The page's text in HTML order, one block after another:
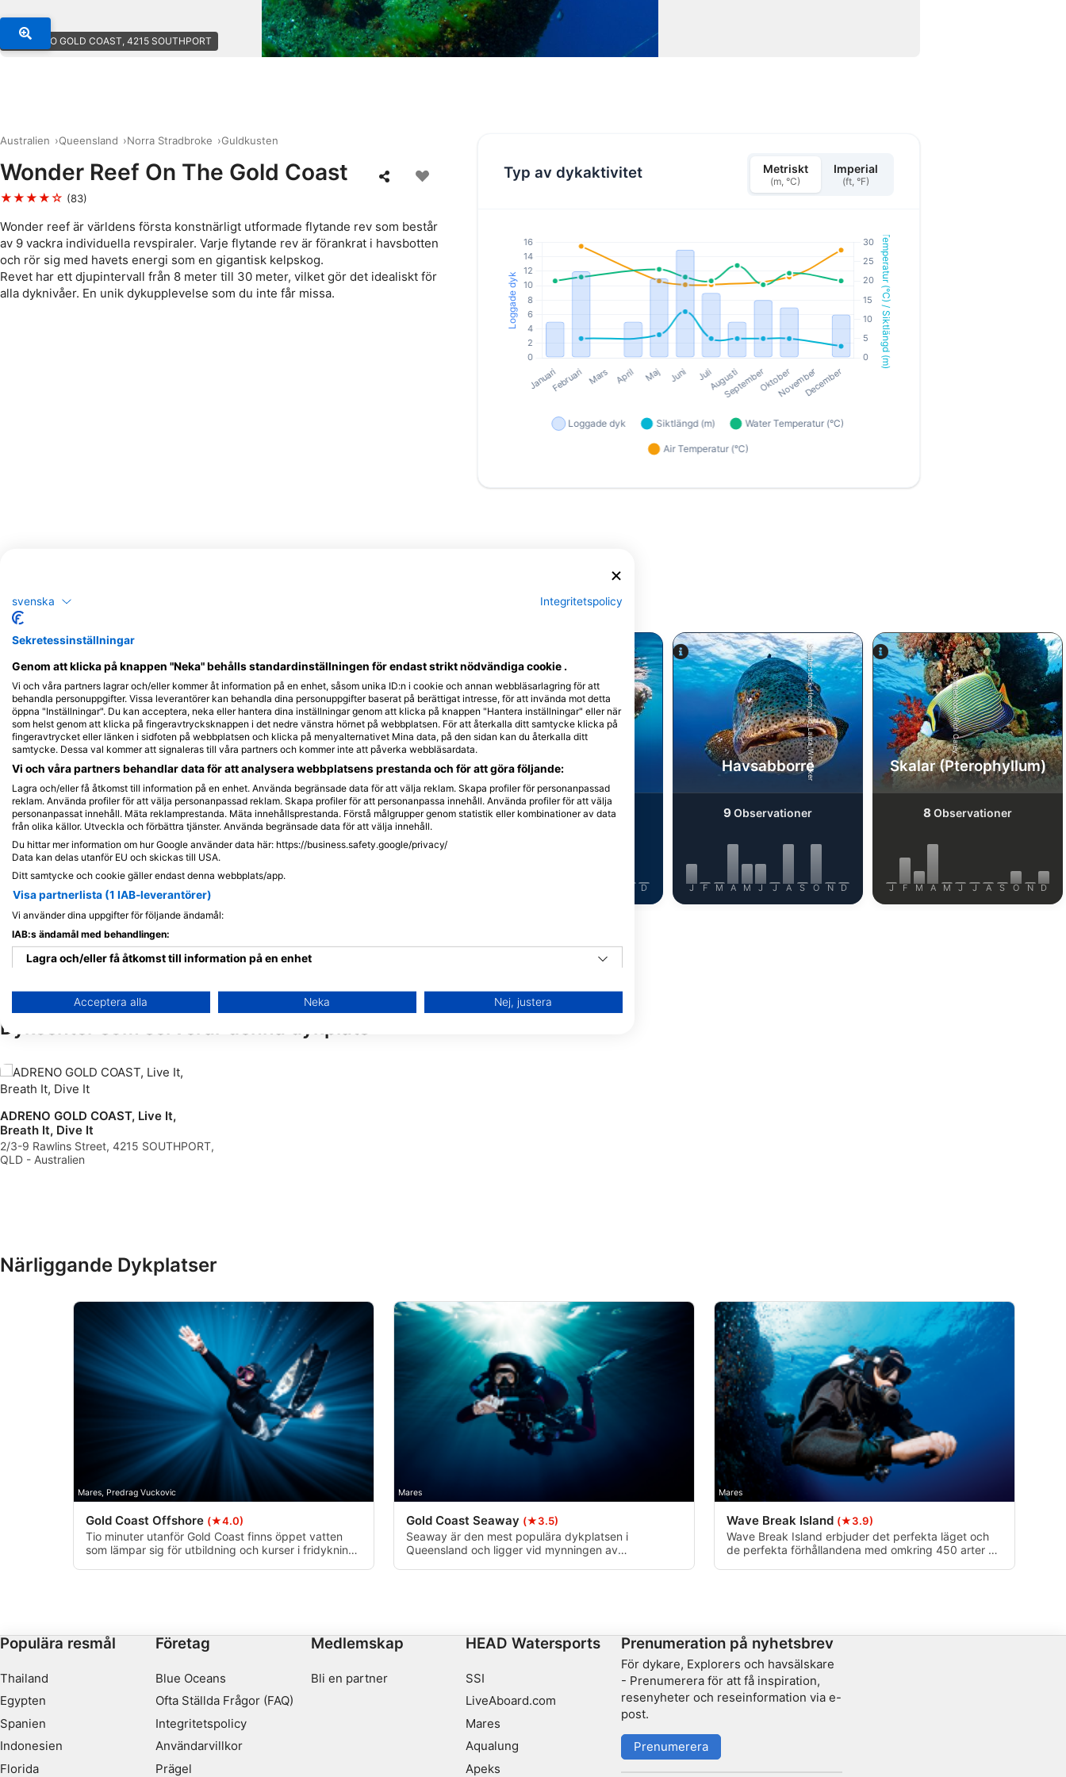
© ADRENO GOLD COAST, 4215 SOUTHPORT
Australien Queensland Norra Stradbroke Guldkusten
Wonder Reef On The Gold Coast
★★★★☆ (83)
Wonder reef är världens första konstnärligt utformade flytande rev som består
av 9 vackra individuella revspiraler. Varje flytande rev är förankrat i havsbotten
och rör sig med havets energi som en gigantisk kelpskog.
Revet har ett djupintervall från 8 meter till 30 meter, vilket gör det idealiskt för
alla dyknivåer. En unik dykupplevelse som du inte får missa.
Typ av dykaktivitet Metriskt
(m, °C)
Imperial
(ft, °F)
Iakttagelser av vilda djur är baserade på användargenererat innehåll
iStock/Juliosanjuan
Örnrocka
8Observationer
F A
Alamy/Reinhard Dirscherl
Bläckfisk
4Observationer
AdobeStock-Magnus
Knölval
3Observationer
D
Shutterstock-Henry_and_Laura_Whittaker
Havsabborre
9Observationer
J F M A M J J A S O N D
Shutterstock-Rich Carey
Skalar (Pterophyllum)
8 Observationer
J F M A M J J A S O N D
Dykcenter som serverar denna dykplats
ADRENO GOLD COAST, Live It,
Breath It, Dive It
2/3-9 Rawlins Street, 4215 SOUTHPORT,
QLD - Australien
Närliggande Dykplatser
Mares, Predrag Vuckovic
Gold Coast Offshore (★4.0)
Tio minuter utanför Gold Coast finns öppet vatten
som lämpar sig för utbildning och kurser i fridykning.
Mares
Gold Coast Seaway (★3.5)
Seaway är den mest populära dykplatsen i
Queensland och ligger vid mynningen av
Mares
Wave Break Island (★3.9)
Wave Break Island erbjuder det perfekta läget och
de perfekta förhållandena med omkring 450 arter av
Populära resmål
Thailand
Egypten
Spanien
Indonesien
Florida
Företag
Blue Oceans
Ofta Ställda Frågor (FAQ)
Integritetspolicy
Användarvillkor
Prägel
Medlemskap
Bli en partner
HEAD Watersports
SSI
LiveAboard.com
Mares
Aqualung
Apeks
Prenumeration på nyhetsbrev
För dykare, Explorers och havsälskare
- Prenumerera för att få inspiration,
resenyheter och reseinformation via e-
post.
Prenumerera
svenska Integritetspolicy
Sekretessinställningar
Genom att klicka på knappen "Neka" behålls standardinställningen för endast strikt nödvändiga cookie .
Vi och våra partners lagrar och/eller kommer åt information på en enhet, såsom unika ID:n i cookie och annan webbläsarlagring för att
behandla personuppgifter. Vissa leverantörer kan behandla dina personuppgifter baserat på berättigat intresse, för att invända mot detta
öppna "Inställningar". Du kan acceptera, neka eller hantera dina inställningar genom att klicka på knappen "Hantera inställningar" eller när
som helst genom att klicka på fingeravtrycksknappen i det nedre vänstra hörnet på webbplatsen. För att återkalla ditt samtycke klicka på
fingeravtrycket eller länken i sidfoten på webbplatsen och klicka på menyalternativet Mina data, på den sidan kan du återkalla ditt
samtycke. Dessa val kommer att signaleras till våra partners och kommer inte att påverka webbläsardata.
Vi och våra partners behandlar data för att analysera webbplatsens prestanda och för att göra följande:
Lagra och/eller få åtkomst till information på en enhet. Använda begränsade data för att välja reklam. Skapa profiler för personanpassad
reklam. Använda profiler för att välja personanpassad reklam. Skapa profiler för att personanpassa innehåll. Använda profiler för att välja
personanpassat innehåll. Mäta reklamprestanda. Mäta innehållsprestanda. Förstå målgrupper genom statistik eller kombinationer av data
från olika källor. Utveckla och förbättra tjänster. Använda begränsade data för att välja innehåll.
Du hittar mer information om hur Google använder data här: https://business.safety.google/privacy/
Data kan delas utanför EU och skickas till USA.
Ditt samtycke och cookie gäller endast denna webbplats/app.
Visa partnerlista (1 IAB-leverantörer)
Vi använder dina uppgifter för följande ändamål:
IAB:s ändamål med behandlingen:
Lagra och/eller få åtkomst till information på en enhet
Använda begränsade data för att välja reklam
Skapa profiler för att personaliserad innehåll
Använda profiler för att välja personaliserad innehåll
Mäta reklamprestanda
IAB Special Features:
Använda exakta uppgifter om geografisk positionering
Identifiera enheter baserat på information som aktivt begärs
Behandlingsändamål som inte rör IAB:
Reklam / marknadsföring
Acceptera alla Neka Nej, justera